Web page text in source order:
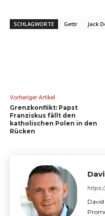
SCHLAGWORTE Gettr Jack
Vorheriger Artikel
Grenzkonflikt: Papst
Franziskus fällt den
katholischen Polen in den
Rücken